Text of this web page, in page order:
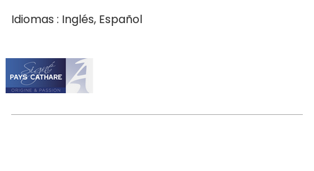
Idiomas : Inglés, Español